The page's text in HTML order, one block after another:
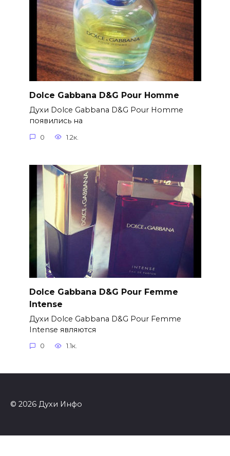
Dolce Gabbana D&G Pour Homme
Духи Dolce Gabbana D&G Pour Homme
появились на
0 1.2к.
Dolce Gabbana D&G Pour Femme
Intense
Духи Dolce Gabbana D&G Pour Femme
Intense являются
0 1.1к.
© 2026 Духи Инфо